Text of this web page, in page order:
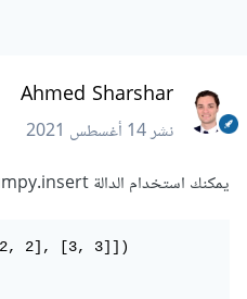
Ahmed Sharshar
نشر14 أغسطس 2021
يمكنك استخدام الدالة numpy.insert ، انظر المثال التالي للتوضيح:
2], [3, 3]])